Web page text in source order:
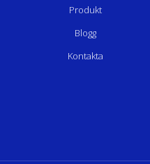
Produkt
Blogg
Kontakta